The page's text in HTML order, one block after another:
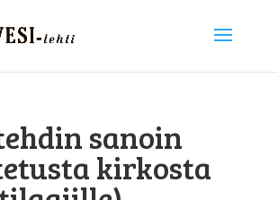
sanoin
kirkosta